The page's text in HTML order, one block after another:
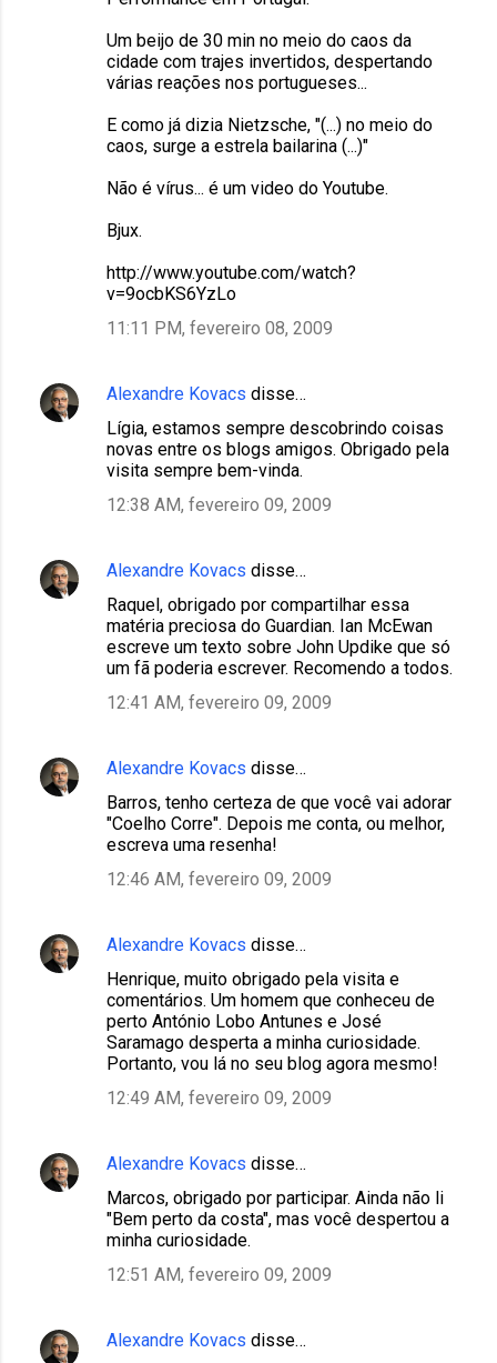
Um beijo de 30 min no meio do caos da
cidade com trajes invertidos, despertando
várias reações nos portugueses...
E como já dizia Nietzsche, "(...) no meio do
caos, surge a estrela bailarina (...)"
Não é vírus... é um video do Youtube.
Bjux.
http://www.youtube.com/watch?
v=9ocbKS6YzLo
11:11 PM, fevereiro 08, 2009
Alexandre Kovacs disse…
Lígia, estamos sempre descobrindo coisas
novas entre os blogs amigos. Obrigado pela
visita sempre bem-vinda.
12:38 AM, fevereiro 09, 2009
Alexandre Kovacs disse…
Raquel, obrigado por compartilhar essa
matéria preciosa do Guardian. Ian McEwan
escreve um texto sobre John Updike que só
um fã poderia escrever. Recomendo a todos.
12:41 AM, fevereiro 09, 2009
Alexandre Kovacs disse…
Barros, tenho certeza de que você vai adorar
"Coelho Corre". Depois me conta, ou melhor,
escreva uma resenha!
12:46 AM, fevereiro 09, 2009
Alexandre Kovacs disse…
Henrique, muito obrigado pela visita e
comentários. Um homem que conheceu de
perto António Lobo Antunes e José
Saramago desperta a minha curiosidade.
Portanto, vou lá no seu blog agora mesmo!
12:49 AM, fevereiro 09, 2009
Alexandre Kovacs disse…
Marcos, obrigado por participar. Ainda não li
"Bem perto da costa", mas você despertou a
minha curiosidade.
12:51 AM, fevereiro 09, 2009
Alexandre Kovacs disse…